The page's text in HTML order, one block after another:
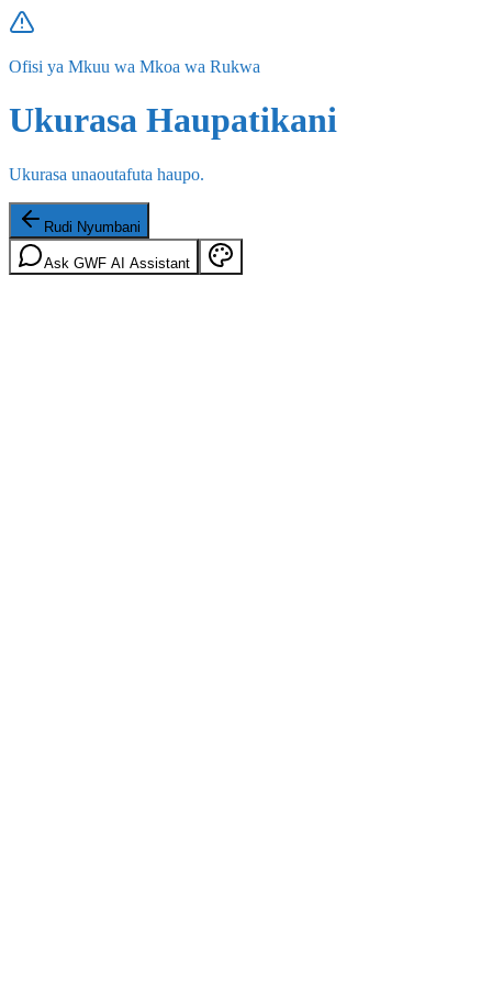
Ofisi ya Mkuu wa Mkoa wa Rukwa
Ukurasa Haupatikani
Ukurasa unaoutafuta haupo.
Rudi Nyumbani
Ask GWF AI Assistant